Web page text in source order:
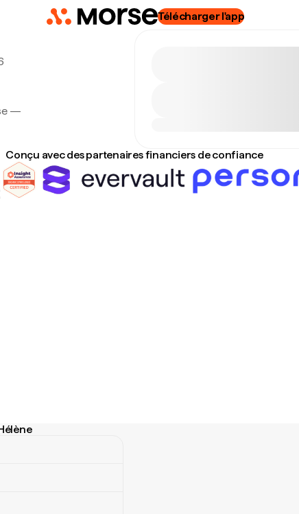
Télécharger l'app
—
Conçu avec des partenaires financiers de confiance